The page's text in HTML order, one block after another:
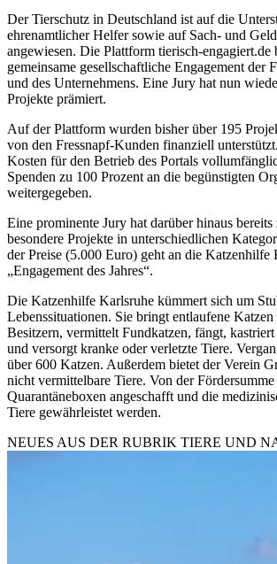
Der Tierschutz in Deutschland ist auf die
ehrenamtlicher Helfer sowie auf Sach- und
angewiesen. Die Plattform tierisch-engagiert.de
gemeinsame gesellschaftliche Engagement der
und des Unternehmens. Eine Jury hat nun
Projekte prämiert.
Auf der Plattform wurden bisher über 195
von den Fressnapf-Kunden finanziell
Kosten für den Betrieb des Portals
Spenden zu 100 Prozent an die begünstigten
weitergegeben.
Eine prominente Jury hat darüber hinaus
besondere Projekte in unterschiedlichen
der Preise (5.000 Euro) geht an die Katzenhilfe
„Engagement des Jahres“.
Die Katzenhilfe Karlsruhe kümmert sich um
Lebenssituationen. Sie bringt entlaufene
Besitzern, vermittelt Fundkatzen, fängt,
und versorgt kranke oder verletzte Tiere.
über 600 Katzen. Außerdem bietet der Verein
nicht vermittelbare Tiere. Von der
Quarantäneboxen angeschafft und die
Tiere gewährleistet werden.
NEUES AUS DER RUBRIK TIERE UND